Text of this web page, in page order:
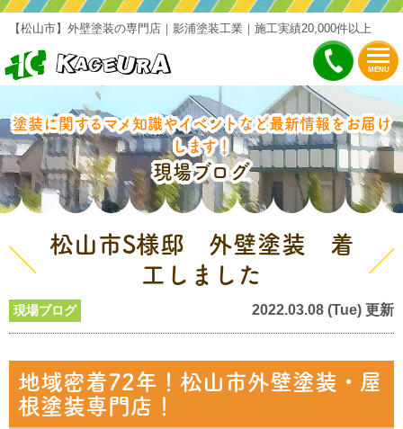
MENU
【松山市】外壁塗装の専門店｜影浦塗装工業｜施工実績20,000件以上
塗装に関するマメ知識やイベントなど最新情報をお届け
します！
現場ブログ
松山市S様邸 外壁塗装 着
工しました
現場ブログ 2022.03.08 (Tue) 更新
地域密着72年！松山市外壁塗装・屋
根塗装専門店！